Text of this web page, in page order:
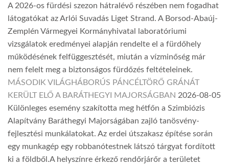
A 2026-os fürdési szezon hátralévő részében nem fogadhat
látogatókat az Arlói Suvadás Liget Strand. A Borsod-Abaúj-
Zemplén Vármegyei Kormányhivatal laboratóriumi
vizsgálatok eredményei alapján rendelte el a fürdőhely
működésének felfüggesztését, miután a vízminőség már
nem felelt meg a biztonságos fürdőzés feltételeinek.
MÁSODIK VILÁGHÁBORÚS PÁNCÉLTÖRŐ GRÁNÁT
KERÜLT ELŐ A BARÁTHEGYI MAJORSÁGBAN 2026-08-05
Különleges esemény szakította meg hétfőn a Szimbiózis
Alapítvány Baráthegyi Majorságában zajló tanösvény-
fejlesztési munkálatokat. Az erdei útszakasz építése során
egy munkagép egy robbanótestnek látszó tárgyat fordított
ki a földből.A helyszínre érkező rendőrjárőr a területet